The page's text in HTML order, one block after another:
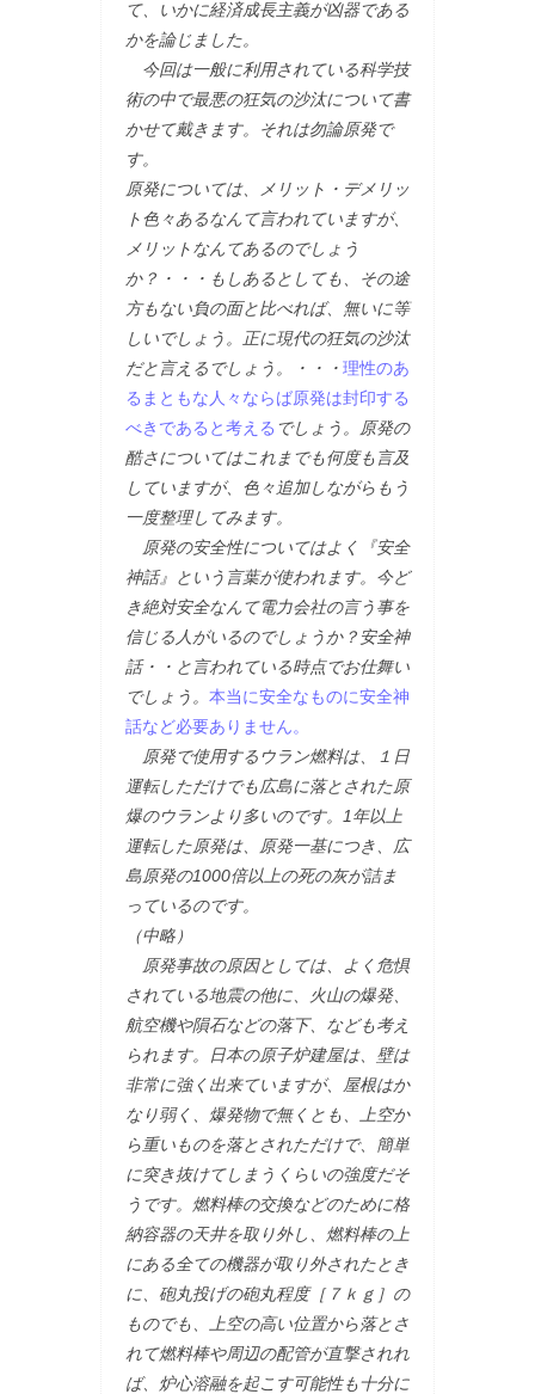
て、いかに経済成長主義が凶器である
かを論じました。
今回は一般に利用されている科学技
術の中で最悪の狂気の沙汰について書
かせて戴きます。それは勿論原発で
す。
原発については、メリット・デメリッ
ト色々あるなんて言われていますが、
メリットなんてあるのでしょう
か？・・・もしあるとしても、その途
方もない負の面と比べれば、無いに等
しいでしょう。正に現代の狂気の沙汰
だと言えるでしょう。・・・ 理性のあ
るまともな人々ならば原発は封印する
べきであると考える でしょう。原発の
酷さについてはこれまでも何度も言及
していますが、色々追加しながらもう
一度整理してみます。
原発の安全性についてはよく『安全
神話』という言葉が使われます。今ど
き絶対安全なんて電力会社の言う事を
信じる人がいるのでしょうか？安全神
話・・と言われている時点でお仕舞い
でしょう。 本当に安全なものに安全神
話など必要ありません。
原発で使用するウラン燃料は、１日
運転しただけでも広島に落とされた原
爆のウランより多いのです。1年以上
運転した原発は、原発一基につき、広
島原発の1000倍以上の死の灰が詰ま
っているのです。
（中略）
原発事故の原因としては、よく危惧
されている地震の他に、火山の爆発、
航空機や隕石などの落下、なども考え
られます。日本の原子炉建屋は、壁は
非常に強く出来ていますが、屋根はか
なり弱く、爆発物で無くとも、上空か
ら重いものを落とされただけで、簡単
に突き抜けてしまうくらいの強度だそ
うです。燃料棒の交換などのために格
納容器の天井を取り外し、燃料棒の上
にある全ての機器が取り外されたとき
に、砲丸投げの砲丸程度［７ｋｇ］の
ものでも、上空の高い位置から落とさ
れて燃料棒や周辺の配管が直撃されれ
ば、炉心溶融を起こす可能性も十分に